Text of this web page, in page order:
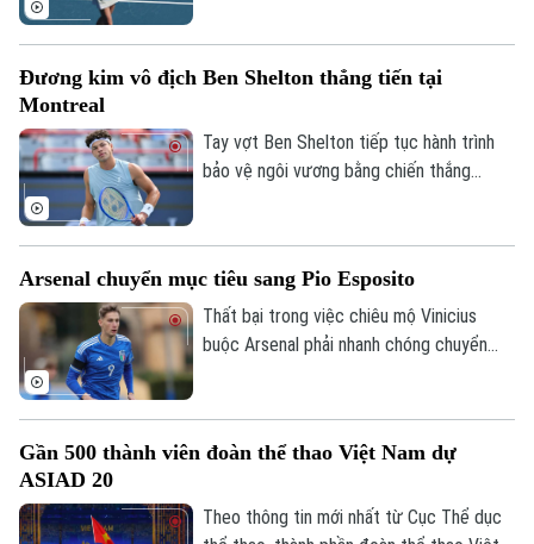
tạo nên bất ngờ lớn khi đánh bại hạt giống
Đương kim vô địch Ben Shelton thẳng tiến tại
Montreal
Tay vợt Ben Shelton tiếp tục hành trình
bảo vệ ngôi vương bằng chiến thắng
Arsenal chuyển mục tiêu sang Pio Esposito
Thất bại trong việc chiêu mộ Vinicius
buộc Arsenal phải nhanh chóng chuyển
cho chân sút đầy tiềm năng Pio Esposito,
Utd mùa hè năm nay.
Gần 500 thành viên đoàn thể thao Việt Nam dự
ASIAD 20
Theo thông tin mới nhất từ Cục Thể dục